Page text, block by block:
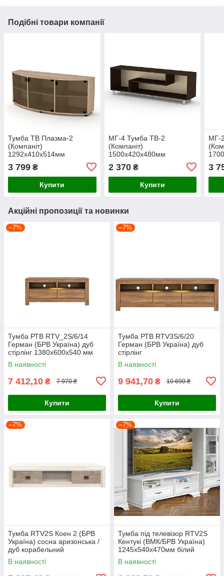
Подібні товари компанії
Тумба ТВ Плазма-2
(Компаніт)
1292х410х514мм
3 799 ₴
Купити
МГ-4 Тумба ТВ-2
(Компаніт)
1500х420х480мм
2 370₴
Купити
МГ-
3
Акційні пропозиції та новинки
–7%
Тумба РТВ RTV_2S/6/14
Герман (БРВ Україна) дуб
стірлінг 1380х600х540 мм
В наявності
7 412,10 ₴ 7 970 ₴
Купити
–7%
Тумба РТВ RTV3S/6/20
Герман (БРВ Україна) дуб
стірлінг
В наявності
9 941,70 ₴ 10 690 ₴
Купити
–7%
Тумба RTV2S Коен 2 (БРВ
Україна) сосна аризонська /
дуб корабельний
В наявності
–7%
Тумба під телевізор RTV2S
Кентукі (ВМК/БРВ Україна)
1245х540х470мм білий
альпійський
В наявності